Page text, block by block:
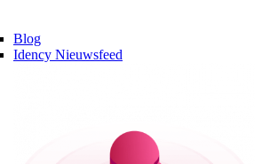
Blog
Idency Nieuwsfeed